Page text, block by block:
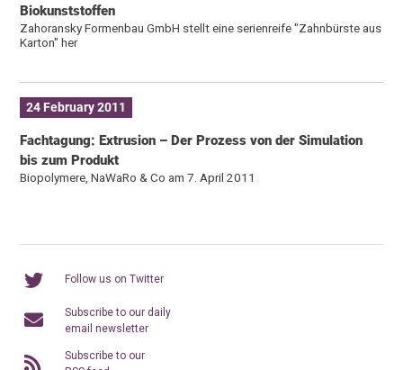
Biokunststoffen
Zahoransky Formenbau GmbH stellt eine serienreife "Zahnbürste aus
Karton" her
24 February 2011
Fachtagung: Extrusion – Der Prozess von der Simulation
bis zum Produkt
Biopolymere, NaWaRo & Co am 7. April 2011
Follow us on Twitter
Subscribe to our daily
email newsletter
Subscribe to our